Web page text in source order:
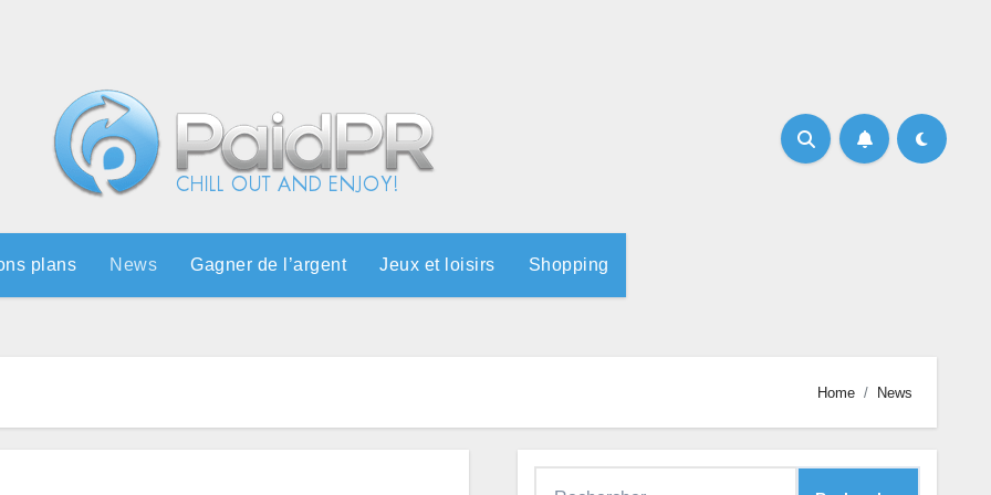
plans News Gagner de l’argent Jeux et loisirs Shopping
Home News